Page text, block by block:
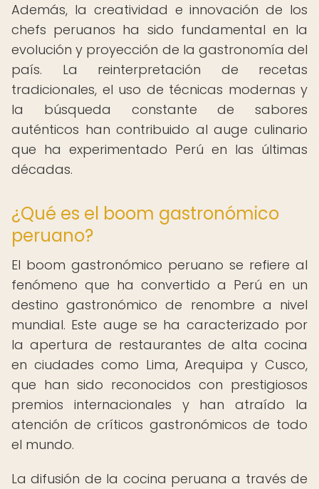
Además, la creatividad e innovación de los
chefs peruanos ha sido fundamental en la
evolución y proyección de la gastronomía del
país. La reinterpretación de recetas
tradicionales, el uso de técnicas modernas y
la búsqueda constante de sabores
auténticos han contribuido al auge culinario
que ha experimentado Perú en las últimas
décadas.
¿Qué es el boom gastronómico
peruano?
El boom gastronómico peruano se refiere al
fenómeno que ha convertido a Perú en un
destino gastronómico de renombre a nivel
mundial. Este auge se ha caracterizado por
la apertura de restaurantes de alta cocina
en ciudades como Lima, Arequipa y Cusco,
que han sido reconocidos con prestigiosos
premios internacionales y han atraído la
atención de críticos gastronómicos de todo
el mundo.
La difusión de la cocina peruana a través de